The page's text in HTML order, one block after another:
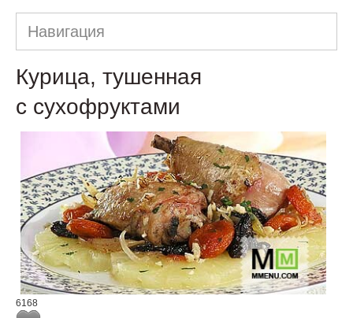
Навигация
Курица, тушенная
с сухофруктами
6168